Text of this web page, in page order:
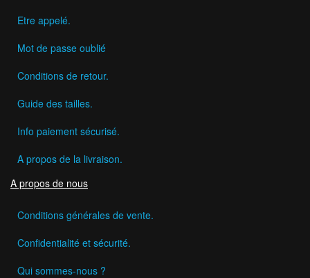
Etre appelé.
Mot de passe oublié
Conditions de retour.
Guide des tailles.
Info paiement sécurisé.
A propos de la livraison.
A propos de nous
Conditions générales de vente.
Confidentialité et sécurité.
Qui sommes-nous ?